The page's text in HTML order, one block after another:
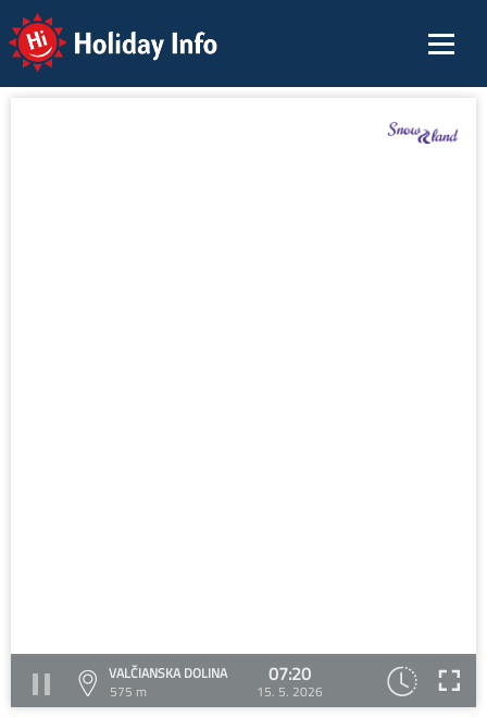
Holiday Info
VALČIANSKA DOLINA
575 m
07:20
15. 5. 2026